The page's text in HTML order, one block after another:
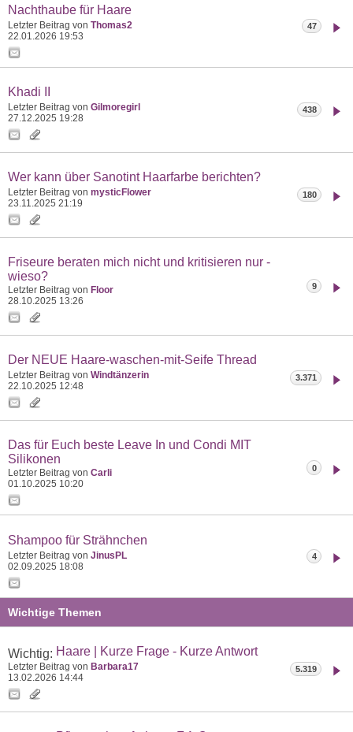
Nachthaube für Haare
Letzter Beitrag von Thomas2
22.01.2026 19:53
47
Khadi II
Letzter Beitrag von Gilmoregirl
27.12.2025 19:28
438
Wer kann über Sanotint Haarfarbe berichten?
Letzter Beitrag von mysticFlower
23.11.2025 21:19
180
Friseure beraten mich nicht und kritisieren nur -
wieso?
Letzter Beitrag von Floor
28.10.2025 13:26
9
Der NEUE Haare-waschen-mit-Seife Thread
Letzter Beitrag von Windtänzerin
22.10.2025 12:48
3.371
Das für Euch beste Leave In und Condi MIT
Silikonen
Letzter Beitrag von Carli
01.10.2025 10:20
0
Shampoo für Strähnchen
Letzter Beitrag von JinusPL
02.09.2025 18:08
4
Wichtige Themen
Wichtig: Haare | Kurze Frage - Kurze Antwort
Letzter Beitrag von Barbara17
13.02.2026 14:44
5.319